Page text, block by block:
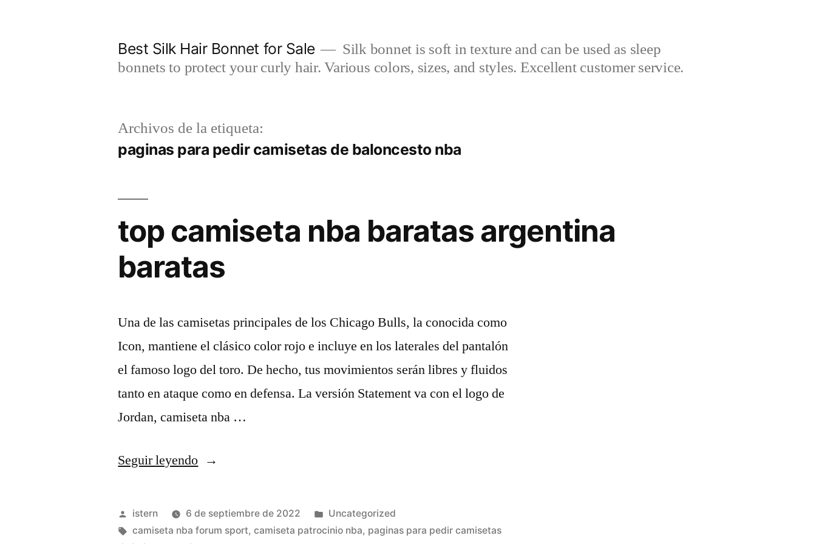
Best Silk Hair Bonnet for Sale
Silk bonnet is soft in texture and can be used as sleep
bonnets to protect your curly hair. Various colors, sizes, and styles. Excellent customer service.
Archivos de la etiqueta:
paginas para pedir camisetas de baloncesto nba
top camiseta nba baratas argentina
baratas
Una de las camisetas principales de los Chicago Bulls, la conocida como
Icon, mantiene el clásico color rojo e incluye en los laterales del pantalón
el famoso logo del toro. De hecho, tus movimientos serán libres y fluidos
tanto en ataque como en defensa. La versión Statement va con el logo de
Jordan, camiseta nba …
Seguir leyendo«top
nba
baratas
Publicado
por
istern 6 de septiembre de 2022
Publicado
en
Uncategorized
Etiquetas:
camiseta nba forum sport,camiseta patrocinio nba, paginas para pedir camisetas